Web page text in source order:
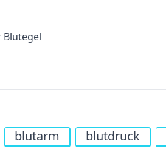
blutarm blutdruck